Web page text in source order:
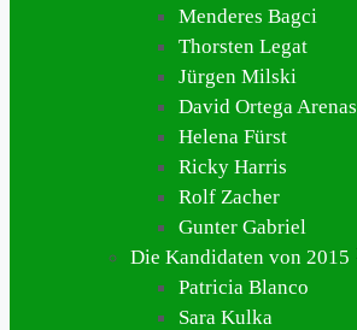
Menderes Bagci
Thorsten Legat
Jürgen Milski
David Ortega Arenas
Helena Fürst
Ricky Harris
Rolf Zacher
Gunter Gabriel
Die Kandidaten von 2015
Patricia Blanco
Sara Kulka